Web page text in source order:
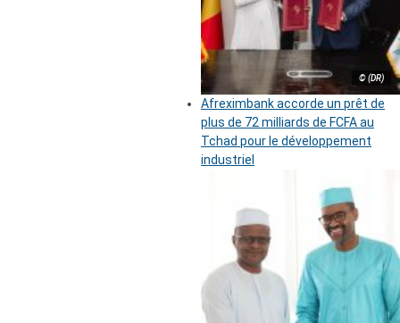
© (DR)
Afreximbank accorde un prêt de
plus de 72 milliards de FCFA au
Tchad pour le développement
industriel